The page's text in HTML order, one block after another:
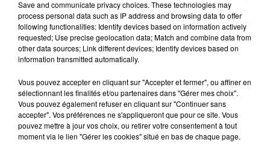
MÈTRES : UNE PARACHUTISTE DE
26 ANS PERD...
23 juillet 2026
DE VANNES À NANTES, LE FUTUR
BOMBARDIER D'EAU FRANÇAIS
PREND SON ENVOL
17 juillet 2026
CLIMAT : LES ÉMISSIONS DE GAZ
À EFFET DE SERRE ONT
Save and communicate privacy choices. These technologies may
process personal data such as IP address and browsing data to offer
following functionalities: Identify devices based on information actively
requested; Use precise geolocation data; Match and combine data from
other data sources; Link different devices; Identify devices based on
information transmitted automatically.
Vous pouvez accepter en cliquant sur "Accepter et fermer", ou affiner en
sélectionnant les finalités et/ou partenaires dans "Gérer mes choix".
Vous pouvez également refuser en cliquant sur "Continuer sans
accepter". Vos préférences ne s'appliqueront que pour ce site. Vous
pouvez mettre à jour vos choix, ou retirer votre consentement à tout
moment via le lien "Gérer les cookies" situé en bas de chaque page.